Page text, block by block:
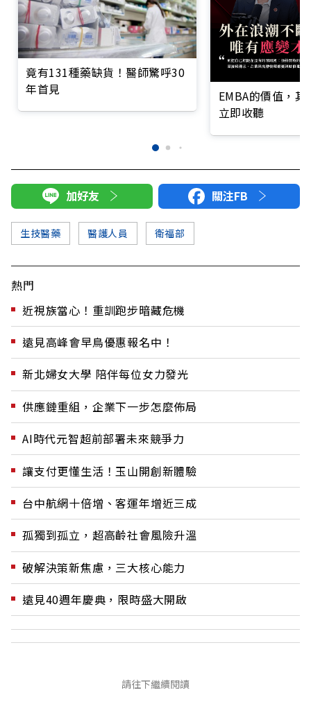
竟有131種藥缺貨！醫師驚呼30
年首見
EMBA的價值，
立即收聽
加好友 關注FB
生技醫藥 醫護人員 衛福部
熱門
近視族當心！重訓跑步暗藏危機
遠見高峰會早鳥優惠報名中！
新北婦女大學 陪伴每位女力發光
供應鏈重組，企業下一步怎麼佈局
AI時代元智超前部署未來競爭力
讓支付更懂生活！玉山開創新體驗
台中航網十倍增、客運年增近三成
孤獨到孤立，超高齡社會風險升溫
破解決策新焦慮，三大核心能力
遠見40週年慶典，限時盛大開啟
請往下繼續閱讀